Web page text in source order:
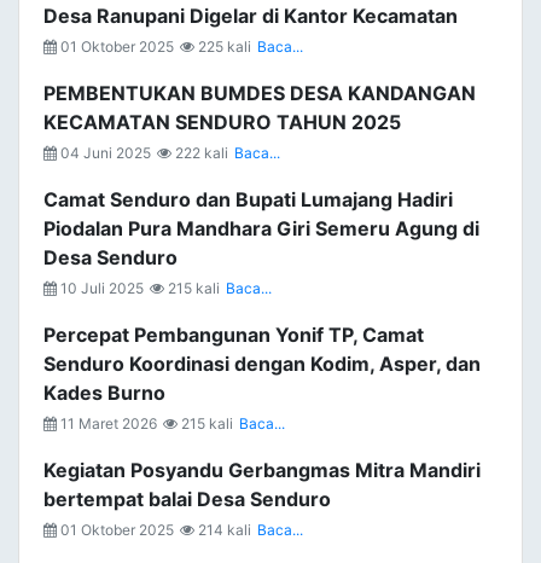
Desa Ranupani Digelar di Kantor Kecamatan
01 Oktober 2025 225 kali Baca...
PEMBENTUKAN BUMDES DESA KANDANGAN
KECAMATAN SENDURO TAHUN 2025
04 Juni 2025 222 kali Baca...
Camat Senduro dan Bupati Lumajang Hadiri
Piodalan Pura Mandhara Giri Semeru Agung di
Desa Senduro
10 Juli 2025 215 kali Baca...
Percepat Pembangunan Yonif TP, Camat
Senduro Koordinasi dengan Kodim, Asper, dan
Kades Burno
11 Maret 2026 215 kali Baca...
Kegiatan Posyandu Gerbangmas Mitra Mandiri
bertempat balai Desa Senduro
01 Oktober 2025 214 kali Baca...